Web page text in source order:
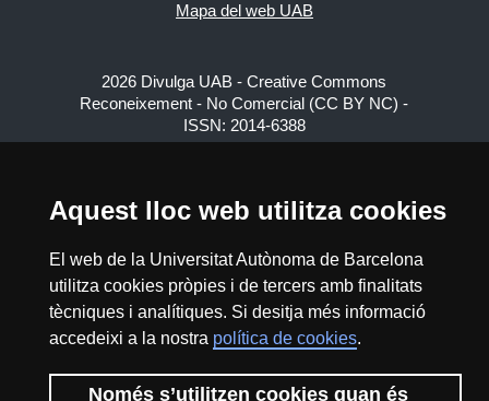
Aquest lloc web utilitza cookies
El web de la Universitat Autònoma de Barcelona
utilitza cookies pròpies i de tercers amb finalitats
tècniques i analítiques. Si desitja més informació
accedeixi a la nostra política de cookies.
Només s’utilitzen cookies quan és
Mapa del web UAB
2026 Divulga UAB - Creative Commons
Reconeixement - No Comercial (CC BY NC) -
ISSN: 2014-6388